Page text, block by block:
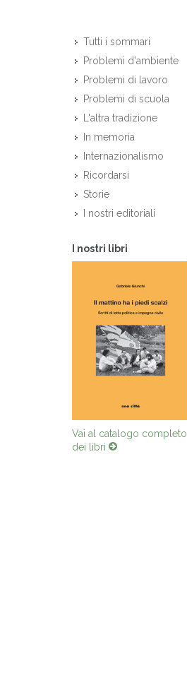
Tutti i sommari
Problemi d'ambiente
Problemi di lavoro
Problemi di scuola
L'altra tradizione
In memoria
Internazionalismo
Ricordarsi
Storie
I nostri editoriali
I nostri libri
Vai al catalogo completo
dei libri